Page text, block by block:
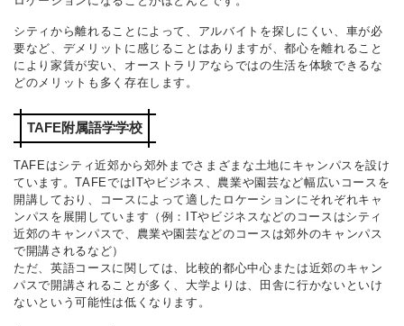
シティから離れることによって、アルバイトを探しにくい、車が必
要など、デメリットに感じることはありますが、都心を離れること
により家賃が安い、オーストラリアならではの生活を体験できるな
どのメリットも多く存在します。
TAFE附属語学学校
TAFEはシティ近郊から郊外までさまざまな土地にキャンパスを設け
ています。TAFEではITやビジネス、農業や園芸など幅広いコースを
開講しており、コースによって適したロケーションにそれぞれキャ
ンパスを展開しています（例：ITやビジネスなどのコースはシティ
近郊のキャンパスで、農業や園芸などのコースは郊外のキャンパス
で開講されるなど）
ただ、英語コースに関しては、比較的都心中心または近郊のキャン
パスで開講されることが多く、大学よりは、田舎に行かないといけ
ないという可能性は低くなります。